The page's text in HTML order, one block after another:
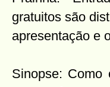
gratuitos são
apresentação e
Sinopse: